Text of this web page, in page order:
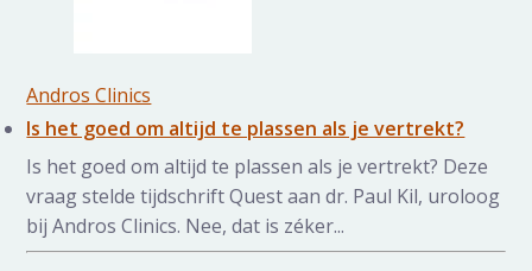
Andros Clinics
Is het goed om altijd te plassen als je vertrekt?
Is het goed om altijd te plassen als je vertrekt? Deze
vraag stelde tijdschrift Quest aan dr. Paul Kil, uroloog
bij Andros Clinics. Nee, dat is zéker...